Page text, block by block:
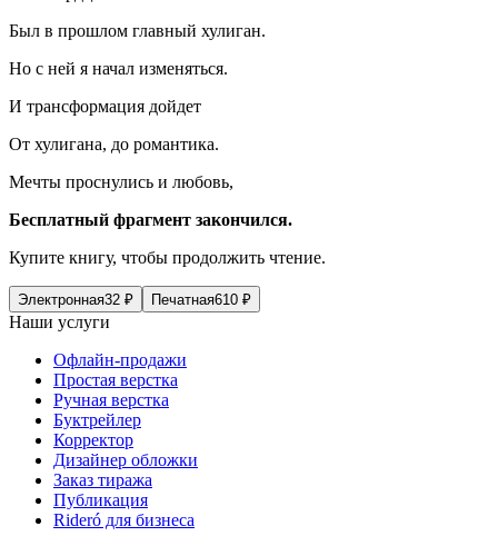
Был в прошлом главный хулиган.
Но с ней я начал изменяться.
И трансформация дойдет
От хулигана, до романтика.
Мечты проснулись и любовь,
Бесплатный фрагмент закончился.
Купите книгу, чтобы продолжить чтение.
Электронная32 ₽ Печатная610 ₽
Наши услуги
Офлайн-продажи
Простая верстка
Ручная верстка
Буктрейлер
Корректор
Дизайнер обложки
Заказ тиража
Публикация
Rideró для бизнеса